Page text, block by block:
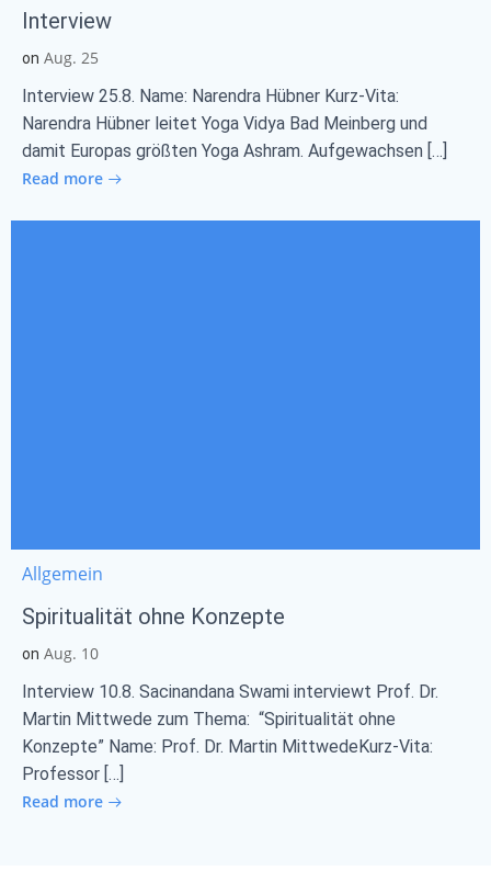
Interview
on Aug. 25
Interview 25.8. Name: Narendra Hübner Kurz-Vita:
Narendra Hübner leitet Yoga Vidya Bad Meinberg und
damit Europas größten Yoga Ashram. Aufgewachsen […]
Read more
Allgemein
Spiritualität ohne Konzepte
on Aug. 10
Interview 10.8. Sacinandana Swami interviewt Prof. Dr.
Martin Mittwede zum Thema: “Spiritualität ohne
Konzepte” Name: Prof. Dr. Martin MittwedeKurz-Vita:
Professor […]
Read more